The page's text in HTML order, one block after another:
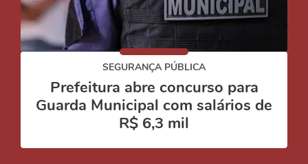
SEGURANÇA PÚBLICA
Prefeitura abre concurso para
Guarda Municipal com salários de
R$ 6,3 mil